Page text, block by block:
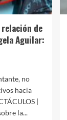
de
Aguilar:
no
hacia
|
la...